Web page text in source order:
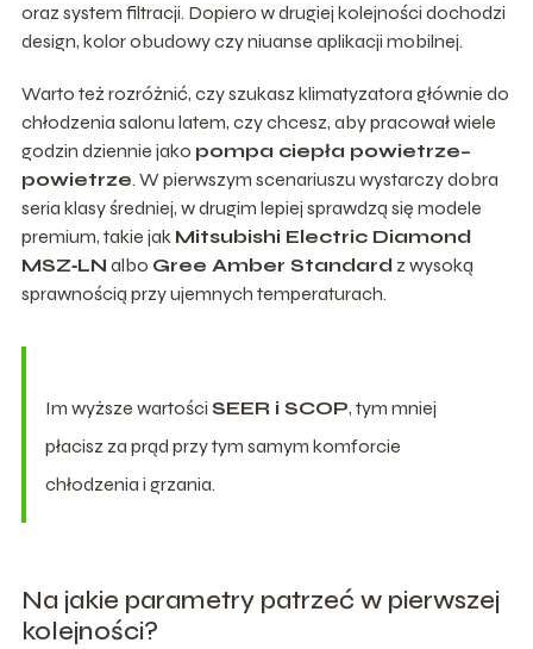
oraz system filtracji. Dopiero w drugiej kolejności dochodzi
design, kolor obudowy czy niuanse aplikacji mobilnej.
Warto też rozróżnić, czy szukasz klimatyzatora głównie do
chłodzenia salonu latem, czy chcesz, aby pracował wiele
godzin dziennie jako pompa ciepła powietrze–
powietrze. W pierwszym scenariuszu wystarczy dobra
seria klasy średniej, w drugim lepiej sprawdzą się modele
premium, takie jak Mitsubishi Electric Diamond
MSZ‑LN albo Gree Amber Standard z wysoką
sprawnością przy ujemnych temperaturach.
Im wyższe wartości SEER i SCOP, tym mniej
płacisz za prąd przy tym samym komforcie
chłodzenia i grzania.
Na jakie parametry patrzeć w pierwszej
kolejności?